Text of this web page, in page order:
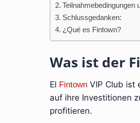
Teilnahmebedingungen
Schlussgedanken:
¿Qué es Fintown?
Was ist der
El Fintown VIP Club ist
auf ihre Investitionen
profitieren.